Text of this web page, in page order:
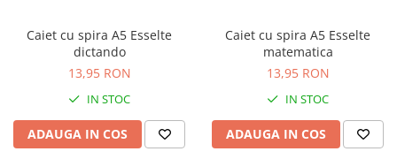
Finelinere
Textmarkere
Markere diverse
Carioci si creioane colorate
Rezerve instrumente scris
Tavite documente si suporturi
Caiet cu spira A5 Esselte
dictando
13,95 RON
IN STOC
ADAUGA IN COS
Caiet cu spira A5 Esselte
matematica
13,95 RON
IN STOC
ADAUGA IN COS